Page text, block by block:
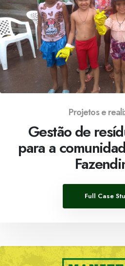
Projetos e
Gestão de
para a
Full Case